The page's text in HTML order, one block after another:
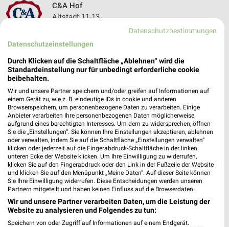
C&A Hof
Altstadt 11-13
Heute 09:30 - 19:00 Uhr |
40,29 km
C&A Hallstadt
Michelinstrasse 142
96103 Hallstadt
Heute 09:00 - 19:00 Uhr | Geschlossen
45,00 km
Datenschutzbestimmungen
Datenschutzeinstellungen
Durch Klicken auf die Schaltfläche „Ablehnen“ wird die
Standardeinstellung nur für unbedingt erforderliche cookie
beibehalten.
Wir und unsere Partner speichern und/oder greifen auf Informationen auf
einem Gerät zu, wie z. B. eindeutige IDs in cookie und anderen
Browserspeichern, um personenbezogene Daten zu verarbeiten. Einige
Anbieter verarbeiten Ihre personenbezogenen Daten möglicherweise
aufgrund eines berechtigten Interesses. Um dem zu widersprechen, öffnen
Sie die „Einstellungen“. Sie können Ihre Einstellungen akzeptieren, ablehnen
oder verwalten, indem Sie auf die Schaltfläche „Einstellungen verwalten“
klicken oder jederzeit auf die Fingerabdruck-Schaltfläche in der linken
unteren Ecke der Website klicken. Um Ihre Einwilligung zu widerrufen,
klicken Sie auf den Fingerabdruck oder den Link in der Fußzeile der Website
und klicken Sie auf den Menüpunkt „Meine Daten“. Auf dieser Seite können
Sie Ihre Einwilligung widerrufen. Diese Entscheidungen werden unseren
Partnern mitgeteilt und haben keinen Einfluss auf die Browserdaten.
Wir und unsere Partner verarbeiten Daten, um die Leistung der
Website zu analysieren und Folgendes zu tun:
Speichern von oder Zugriff auf Informationen auf einem Endgerät.